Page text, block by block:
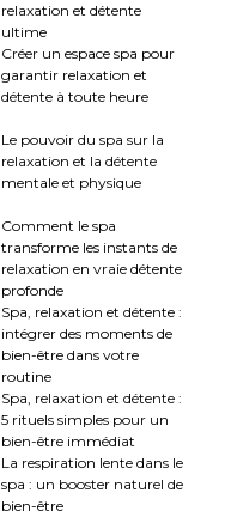
relaxation et détente
ultime
Créer un espace spa pour
garantir relaxation et
détente à toute heure
Le pouvoir du spa sur la
relaxation et la détente
mentale et physique
Comment le spa
transforme les instants de
relaxation en vraie détente
profonde
Spa, relaxation et détente :
intégrer des moments de
bien-être dans votre
routine
Spa, relaxation et détente :
5 rituels simples pour un
bien-être immédiat
La respiration lente dans le
spa : un booster naturel de
bien-être